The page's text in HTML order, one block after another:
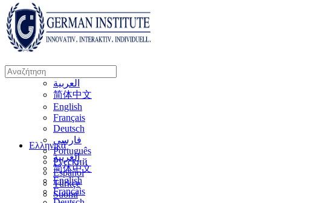
Ελληνικά
العربية
简体中文
English
Français
Deutsch
فارسی
Português
Русский
Español
Türkçe
Suomi
Αναζήτηση
για:
Ελληνικά
العربية
简体中文
English
Français